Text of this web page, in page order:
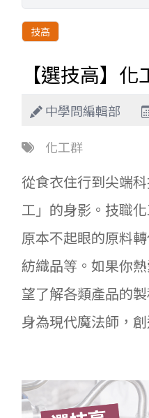
運動
技高
【選技高】
中學問編輯部
化工群
從食衣住行到尖端
工」的身影。技職
原本不起眼的原料
紡織品等。如果你
望了解各類產品的
身為現代魔法師，